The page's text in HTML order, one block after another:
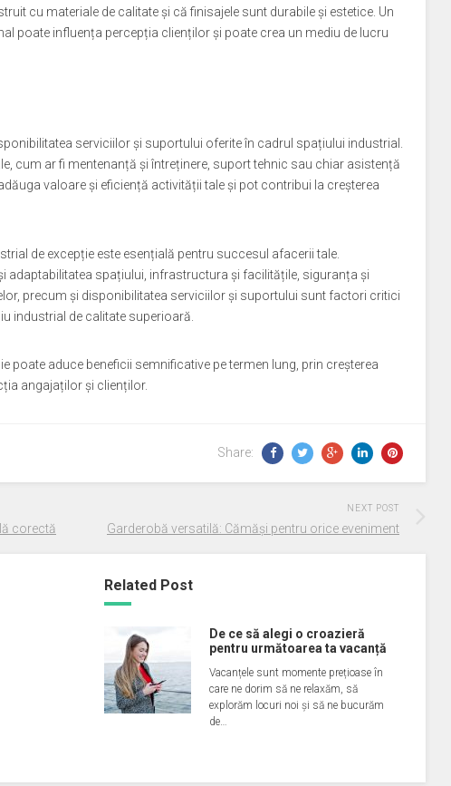
cu materiale de calitate și că finisajele sunt durabile și estetice. Un
poate influența percepția clienților și poate crea un mediu de lucru
serviciilor și suportului oferite în cadrul spațiului industrial.
cum ar fi mentenanță și întreținere, suport tehnic sau chiar asistență
valoare și eficiență activității tale și pot contribui la creșterea
de excepție este esențială pentru succesul afacerii tale.
adaptabilitatea spațiului, infrastructura și facilitățile, siguranța și
precum și disponibilitatea serviciilor și suportului sunt factori critici
industrial de calitate superioară.
poate aduce beneficii semnificative pe termen lung, prin creșterea
angajaților și clienților.
Share:
corectă
NEXT POST
Garderobă versatilă: Cămăși pentru orice eveniment
Related Post
De ce să alegi o croazieră
pentru următoarea ta vacanță
Vacanțele sunt momente prețioase în
care ne dorim să ne relaxăm, să
explorăm locuri noi și să ne bucurăm
de…